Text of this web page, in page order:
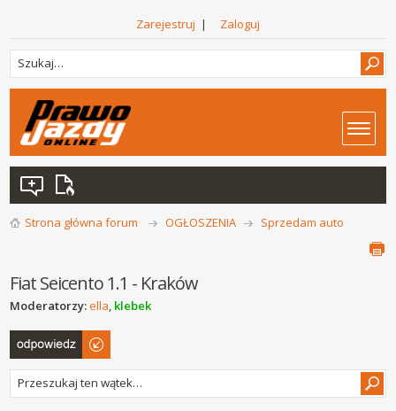
Zarejestruj | Zaloguj
Strona główna forum OGŁOSZENIA Sprzedam auto
Fiat Seicento 1.1 - Kraków
Moderatorzy:ella, klebek
Odpowiedz